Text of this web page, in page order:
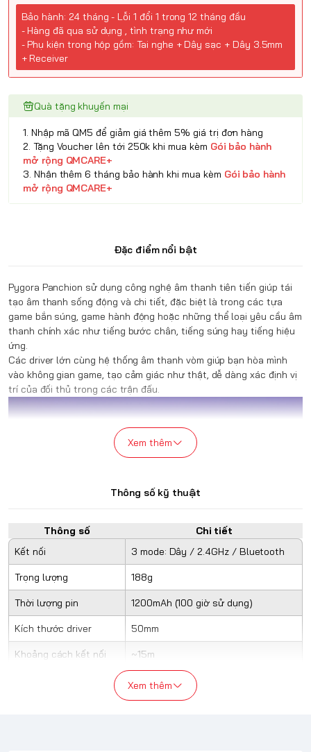
Bảo hành: 24 tháng - Lỗi 1 đổi 1 trong 12 tháng đầu
- Hàng đã qua sử dụng , tình trạng như mới
- Phụ kiện trong hộp gồm: Tai nghe + Dây sạc + Dây 3.5mm
+ Receiver
Quà tặng khuyến mại
1. Nhập mã QM5 để giảm giá thêm 5% giá trị đơn hàng
2. Tặng Voucher lên tới 250k khi mua kèm Gói bảo hành
mở rộng QMCARE+
3. Nhận thêm 6 tháng bảo hành khi mua kèm Gói bảo hành
mở rộng QMCARE+
Đặc điểm nổi bật
Pygora Panchion sử dụng công nghệ âm thanh tiên tiến giúp tái
tạo âm thanh sống động và chi tiết, đặc biệt là trong các tựa
game bắn súng, game hành động hoặc những thể loại yêu cầu âm
thanh chính xác như tiếng bước chân, tiếng súng hay tiếng hiệu
ứng.
Các driver lớn cùng hệ thống âm thanh vòm giúp bạn hòa mình
vào không gian game, tạo cảm giác như thật, dễ dàng xác định vị
trí của đối thủ trong các trận đấu.
Panchion được trang bị 3 Mode kết nối cực tiện lợi: Wireless
2.4ghz / Bluetooth / Wired
Tương thích với nhiều thiết bị như PC, Điện thoại, Ipad, ...
Xem thêm
Thông số kỹ thuật
Thông số
Chi tiết
Kết nối
3 mode: Dây / 2.4GHz / Bluetooth
Trọng lượng 188g
Thời lượng pin 1200mAh (100 giờ sử dụng)
Kích thước driver 50mm
Khoảng cách kết nối ~15m
3 tiếng
Xem thêm